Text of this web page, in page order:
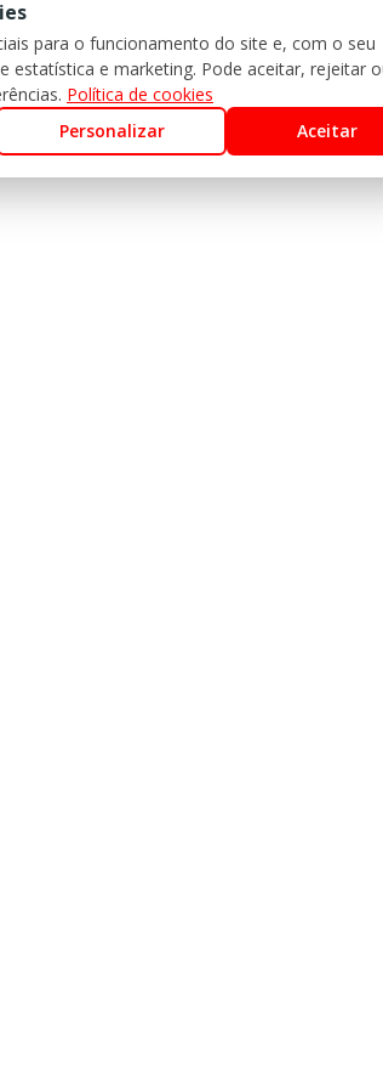
para o funcionamento do site e, com o seu
estatística e marketing. Pode aceitar, rejeitar
Política de cookies
Personalizar Aceitar